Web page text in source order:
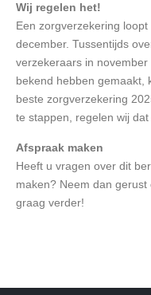
Wij regelen het!
Een zorgverzekering
december. Tussentijds
verzekeraars in
bekend hebben gemaakt,
beste zorgverzekering
te stappen, regelen wij dat
Afspraak maken
Heeft u vragen over dit
maken? Neem dan
graag verder!